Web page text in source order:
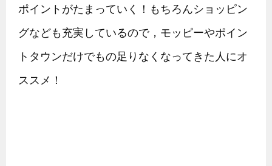
ポイントがたまっていく！もちろんショッピン
グなども充実しているので，モッピーやポイン
トタウンだけでもの足りなくなってきた人にオ
ススメ！